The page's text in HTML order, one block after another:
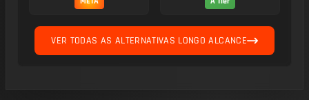
VER TODAS AS ALTERNATIVAS LONGO ALCANCE